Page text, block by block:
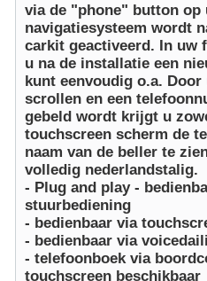
via de "phone" button op
navigatiesysteem wordt
carkit geactiveerd. In uw
u na de installatie een
kunt eenvoudig o.a.
scrollen en een
gebeld wordt krijgt u
touchscreen scherm de
naam van de beller te
volledig nederlandstalig.
- Plug and play -
stuurbediening
- bedienbaar via
- bedienbaar via
- telefoonboek via
touchscreen beschikbaar